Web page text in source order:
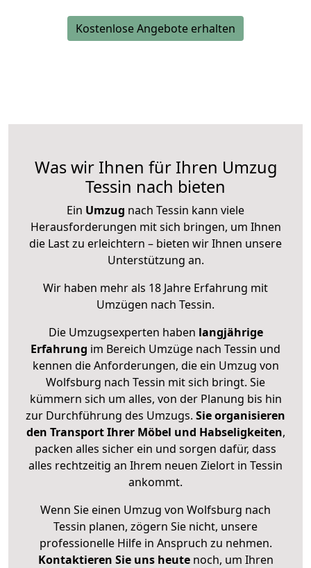
Kostenlose Angebote erhalten
Was wir Ihnen für Ihren Umzug
Tessin nach bieten
Ein Umzug nach Tessin kann viele
Herausforderungen mit sich bringen, um Ihnen
die Last zu erleichtern – bieten wir Ihnen unsere
Unterstützung an.
Wir haben mehr als 18 Jahre Erfahrung mit
Umzügen nach Tessin.
Die Umzugsexperten haben langjährige
Erfahrung im Bereich Umzüge nach Tessin und
kennen die Anforderungen, die ein Umzug von
Wolfsburg nach Tessin mit sich bringt. Sie
kümmern sich um alles, von der Planung bis hin
zur Durchführung des Umzugs. Sie organisieren
den Transport Ihrer Möbel und Habseligkeiten,
packen alles sicher ein und sorgen dafür, dass
alles rechtzeitig an Ihrem neuen Zielort in Tessin
ankommt.
Wenn Sie einen Umzug von Wolfsburg nach
Tessin planen, zögern Sie nicht, unsere
professionelle Hilfe in Anspruch zu nehmen.
Kontaktieren Sie uns heutenoch, um Ihren